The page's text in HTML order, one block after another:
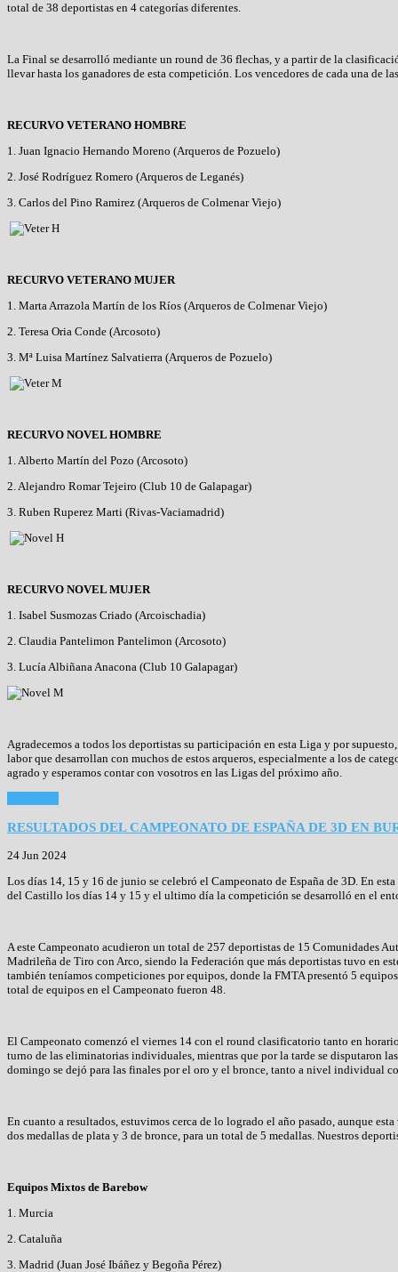
total de 38 deportistas en 4 categorías diferentes.
La Final se desarrolló mediante un round de 36 flechas, y a partir de la
llevar hasta los ganadores de esta competición. Los vencedores de cada una de
RECURVO VETERANO HOMBRE
1. Juan Ignacio Hernando Moreno (Arqueros de Pozuelo)
2. José Rodríguez Romero (Arqueros de Leganés)
3. Carlos del Pino Ramirez (Arqueros de Colmenar Viejo)
RECURVO VETERANO MUJER
1. Marta Arrazola Martín de los Ríos (Arqueros de Colmenar Viejo)
2. Teresa Oria Conde (Arcosoto)
3. Mª Luisa Martínez Salvatierra (Arqueros de Pozuelo)
RECURVO NOVEL HOMBRE
1. Alberto Martín del Pozo (Arcosoto)
2. Alejandro Romar Tejeiro (Club 10 de Galapagar)
3. Ruben Ruperez Marti (Rivas-Vaciamadrid)
RECURVO NOVEL MUJER
1. Isabel Susmozas Criado (Arcoischadia)
2. Claudia Pantelimon Pantelimon (Arcosoto)
3. Lucía Albiñana Anacona (Club 10 Galapagar)
Agradecemos a todos los deportistas su participación en esta Liga y por
labor que desarrollan con muchos de estos arqueros, especialmente a los de
agrado y esperamos contar con vosotros en las Ligas del próximo año.
RESULTADOS DEL CAMPEONATO DE ESPAÑA DE 3D EN
24 Jun 2024
Los días 14, 15 y 16 de junio se celebró el Campeonato de España de 3D. En
del Castillo los días 14 y 15 y el ultimo día la competición se desarrolló en el
A este Campeonato acudieron un total de 257 deportistas de 15 Comunidades
Madrileña de Tiro con Arco, siendo la Federación que más deportistas tuvo en
también teníamos competiciones por equipos, donde la FMTA presentó 5
total de equipos en el Campeonato fueron 48.
El Campeonato comenzó el viernes 14 con el round clasificatorio tanto en
turno de las eliminatorias individuales, mientras que por la tarde se disputaron
domingo se dejó para las finales por el oro y el bronce, tanto a nivel individual
En cuanto a resultados, estuvimos cerca de lo logrado el año pasado, aunque
dos medallas de plata y 3 de bronce, para un total de 5 medallas. Nuestros
Equipos Mixtos de Barebow
1. Murcia
2. Cataluña
3. Madrid (Juan José Ibáñez y Begoña Pérez)